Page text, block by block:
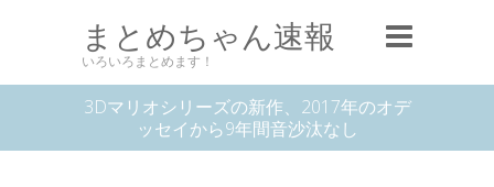
まとめちゃん速報
いろいろまとめます！
3Dマリオシリーズの新作、2017年のオデ
ッセイから9年間音沙汰なし